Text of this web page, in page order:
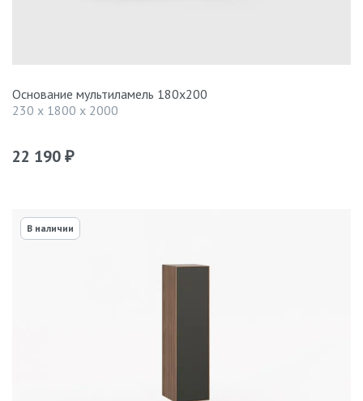
Основание мультиламель 180х200
230 x 1800 x 2000
22 190 ₽
В наличии